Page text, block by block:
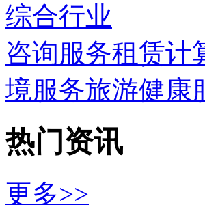
综合行业
咨询服务租赁计
境服务旅游健康
热门资讯
更多>>